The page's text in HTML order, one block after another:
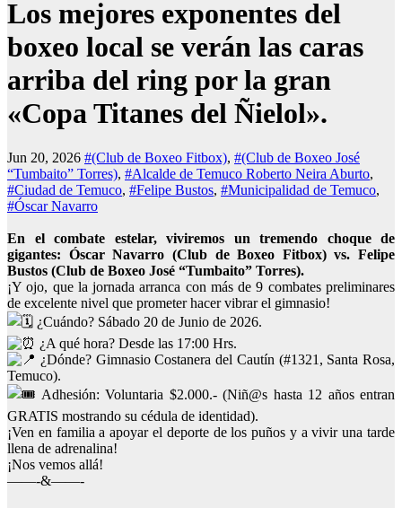
Los mejores exponentes del
boxeo local se verán las caras
arriba del ring por la gran
«Copa Titanes del Ñielol».
Jun 20, 2026 #(Club de Boxeo Fitbox), #(Club de Boxeo José
“Tumbaito” Torres), #Alcalde de Temuco Roberto Neira Aburto,
#Ciudad de Temuco, #Felipe Bustos, #Municipalidad de Temuco,
#Óscar Navarro
En el combate estelar, viviremos un tremendo choque de
gigantes: Óscar Navarro (Club de Boxeo Fitbox) vs. Felipe
Bustos (Club de Boxeo José “Tumbaito” Torres).
¡Y ojo, que la jornada arranca con más de 9 combates preliminares
de excelente nivel que prometer hacer vibrar el gimnasio!
¿Cuándo? Sábado 20 de Junio de 2026.
¿A qué hora? Desde las 17:00 Hrs.
¿Dónde? Gimnasio Costanera del Cautín (#1321, Santa Rosa,
Temuco).
Adhesión: Voluntaria $2.000.- (Niñ@s hasta 12 años entran
GRATIS mostrando su cédula de identidad).
¡Ven en familia a apoyar el deporte de los puños y a vivir una tarde
llena de adrenalina!
¡Nos vemos allá!
——-&——-